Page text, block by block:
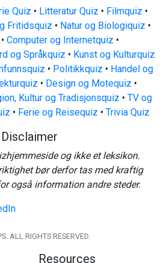
Quiz • Litteratur Quiz • Filmquiz •
Fritidsquiz • Natur og Biologiquiz •
• Computer og Internetquiz •
og Språkquiz • Kunst og Kulturquiz
• Politikkquiz • Handel og
• Design og Motequiz •
Kultur og Tradisjonsquiz • TV og
• Ferie og Reisequiz • Trivia Quiz
Disclaimer
og ikke et leksikon.
bør derfor tas med kraftig
også information andre steder.
ALL RIGHTS RESERVED.
Resources